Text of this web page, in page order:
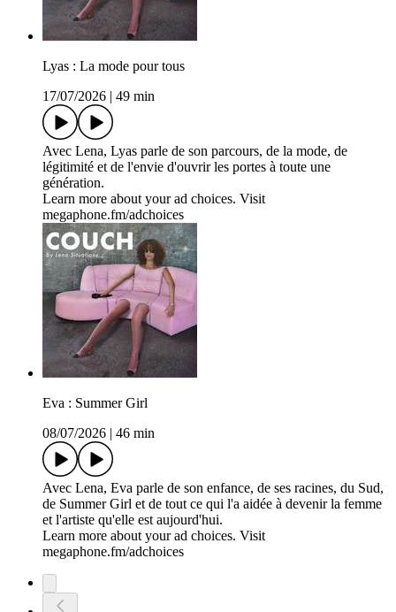
Lyas : La mode pour tous
17/07/2026
49 min
Avec Lena, Lyas parle de son parcours, de la mode, de
légitimité et de l'envie d'ouvrir les portes à toute une
génération.
Learn more about your ad choices. Visit
megaphone.fm/adchoices
Eva : Summer Girl
08/07/2026
46 min
Avec Lena, Eva parle de son enfance, de ses racines, du Sud,
de Summer Girl et de tout ce qui l'a aidée à devenir la femme
et l'artiste qu'elle est aujourd'hui.
Learn more about your ad choices. Visit
megaphone.fm/adchoices